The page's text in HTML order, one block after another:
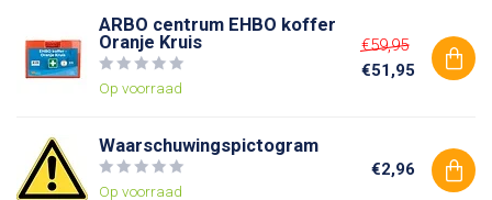
ARBO centrum EHBO koffer
Oranje Kruis
Op voorraad
€59,95
€51,95
Waarschuwingspictogram
Op voorraad
€2,96